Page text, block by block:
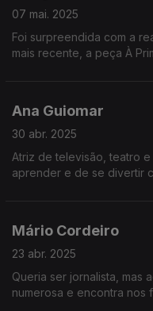
07 mai. 2025
Foi surpreendida com a
mais recente, a peça À
Ana Guiomar
30 abr. 2025
Atriz de televisão, teatro
aprender e de se divertir
Mário Cordeiro
23 abr. 2025
Queria ser jornalista, mas
numerosa e encontra nos